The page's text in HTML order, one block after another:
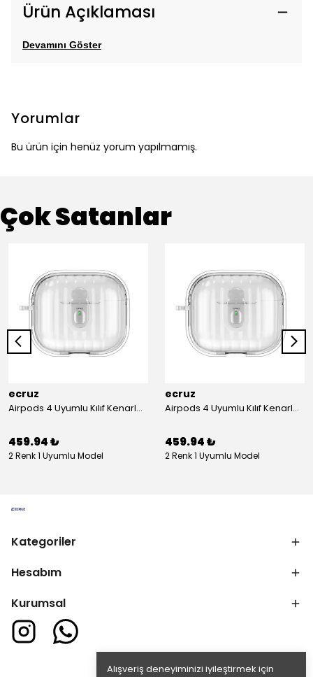
Alışveriş deneyiminizi iyileştirmek için
Ürün Açıklaması
Devamını Göster
Yorumlar
Bu ürün için henüz yorum yapılmamış.
Çok Satanlar
ecruz
Airpods 4 Uyumlu Kılıf Kenarları Renkli Şeffaf Dilimli Silikon Ecruz Airbag 40 Uyumlu Kılıf
459.94 ₺
2 Renk 1 Uyumlu Model
ecruz
Airpods 4 Uyumlu Kılıf Kenarları Renkli Şeffaf Dilimli Silikon Ecruz Airbag 40 Uyumlu Kılıf
459.94 ₺
2 Renk 1 Uyumlu Model
Kategoriler
Hesabım
Kurumsal